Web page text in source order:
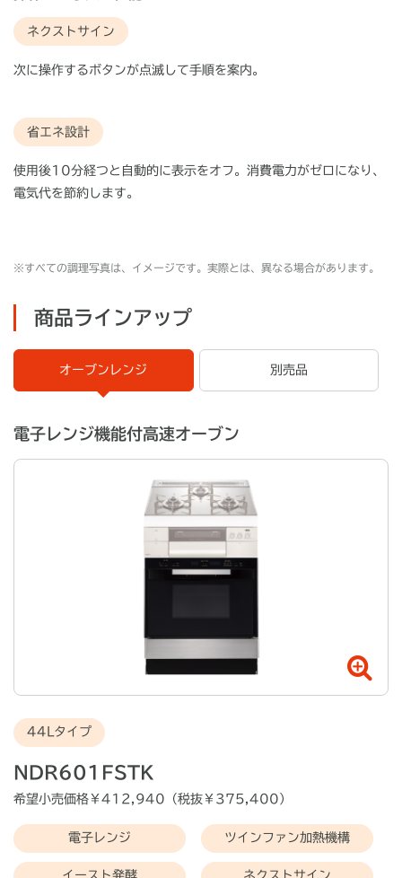
ネクストサイン
次に操作するボタンが点滅して手順を案内。
省エネ設計
使用後10分経つと自動的に表示をオフ。消費電力がゼロになり、
電気代を節約します。
※すべての調理写真は、イメージです。実際とは、異なる場合があります。
商品ラインアップ
オーブンレンジ
電子レンジ機能付高速オーブン
44Lタイプ
NDR601FSTK
希望小売価格￥412,940 （税抜￥ 375,400 ）
電子レンジ ツインファン加熱機構
イースト発酵 ネクストサイン
別売品